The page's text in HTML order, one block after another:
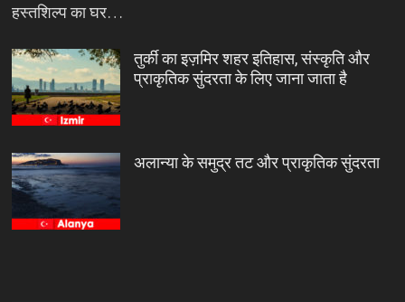
हस्तशिल्प का घर…
तुर्की का इज़मिर शहर इतिहास, संस्कृति और
प्राकृतिक सुंदरता के लिए जाना जाता है
अलान्या के समुद्र तट और प्राकृतिक सुंदरता